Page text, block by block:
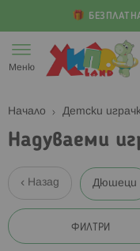
към
съдържанието
Меню
Начало Детски
Надуваеми
Назад Дюшеци
ФИЛТРИ